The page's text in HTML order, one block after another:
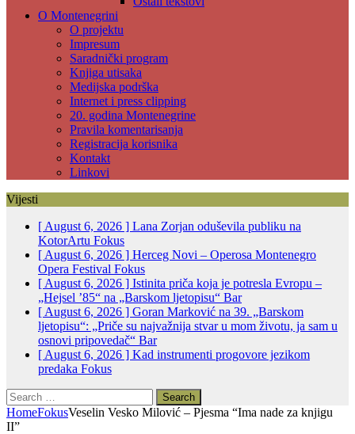
O Montenegrini
O projektu
Impresum
Saradnički program
Knjiga utisaka
Medijska podrška
Internet i press clipping
20. godina Montenegrine
Pravila komentarisanja
Registracija korisnika
Kontakt
Linkovi
Vijesti
[ August 6, 2026 ] Lana Zorjan oduševila publiku na
KotorArtu Fokus
[ August 6, 2026 ] Herceg Novi – Operosa Montenegro
Opera Festival Fokus
[ August 6, 2026 ] Istinita priča koja je potresla Evropu –
„Hejsel ’85“ na „Barskom ljetopisu“ Bar
[ August 6, 2026 ] Goran Marković na 39. „Barskom
ljetopisu“: „Priče su najvažnija stvar u mom životu, ja sam u
osnovi pripovedač“ Bar
[ August 6, 2026 ] Kad instrumenti progovore jezikom
predaka Fokus
Search
for:
HomeFokusVeselin Vesko Milović – Pjesma “Ima nade za knjigu
II”